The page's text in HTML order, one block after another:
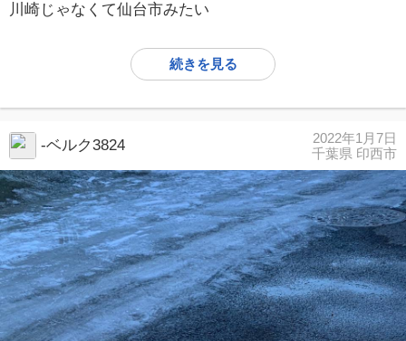
川崎じゃなくて仙台市みたい
続きを見る
-ベルク3824
2022年1月7日
千葉県 印西市